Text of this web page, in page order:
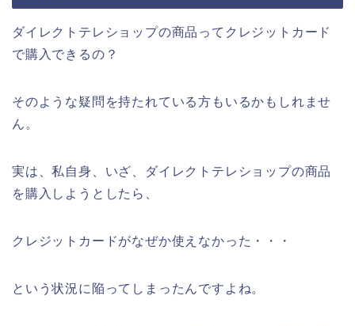
ダイレクトテレショップの商品ってクレジットカード
で購入できるの？
そのような疑問を持たれている方もいるかもしれませ
ん。
実は、私自身、いざ、ダイレクトテレショップの商品
を購入しようとしたら、
クレジットカードがなぜか使えなかった・・・
という状況に陥ってしまったんですよね。